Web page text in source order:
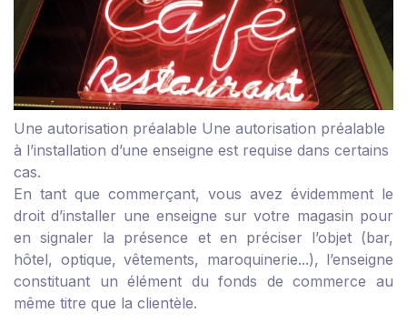
Une autorisation préalable Une autorisation préalable
à l’installation d’une enseigne est requise dans certains
cas.
En tant que commerçant, vous avez évidemment le
droit d’installer une enseigne sur votre magasin pour
en signaler la présence et en préciser l’objet (bar,
hôtel, optique, vêtements, maroquinerie...), l’enseigne
constituant un élément du fonds de commerce au
même titre que la clientèle.